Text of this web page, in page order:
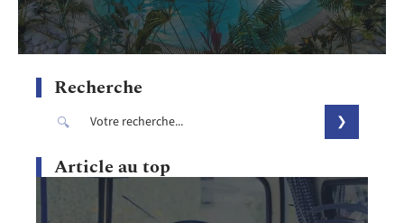
Recherche
Article au top